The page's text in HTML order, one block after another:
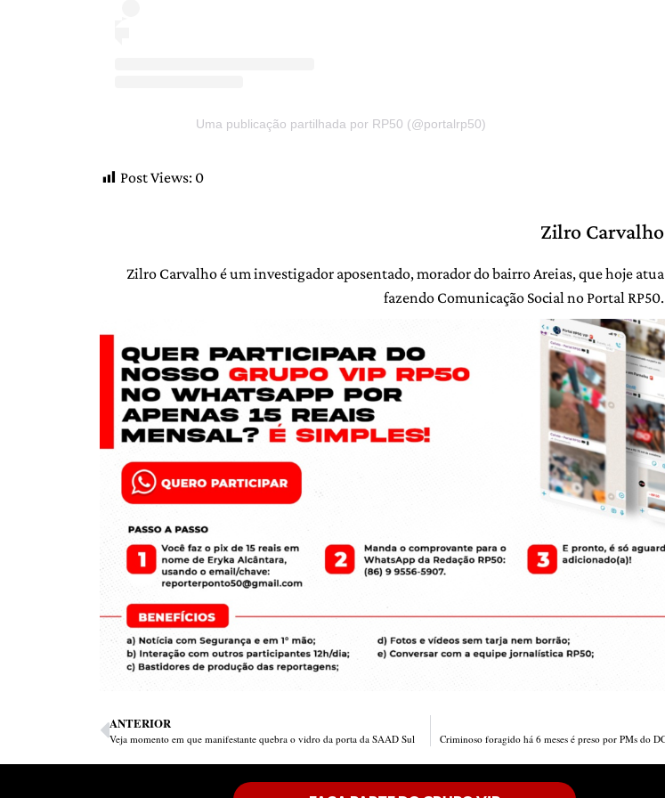
Uma publicação partilhada por RP50 (@portalrp50)
Post Views: 0
Zilro Carvalho
Zilro Carvalho é um investigador aposentado, morador do bairro Areias, que hoje atua
fazendo Comunicação Social no Portal RP50.
ANTERIOR
Veja momento em que manifestante quebra o vidro da porta da SAAD Sul